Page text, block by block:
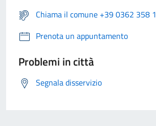
Chiama il comune +39 0362 358 1
Prenota un appuntamento
Problemi in città
Segnala disservizio